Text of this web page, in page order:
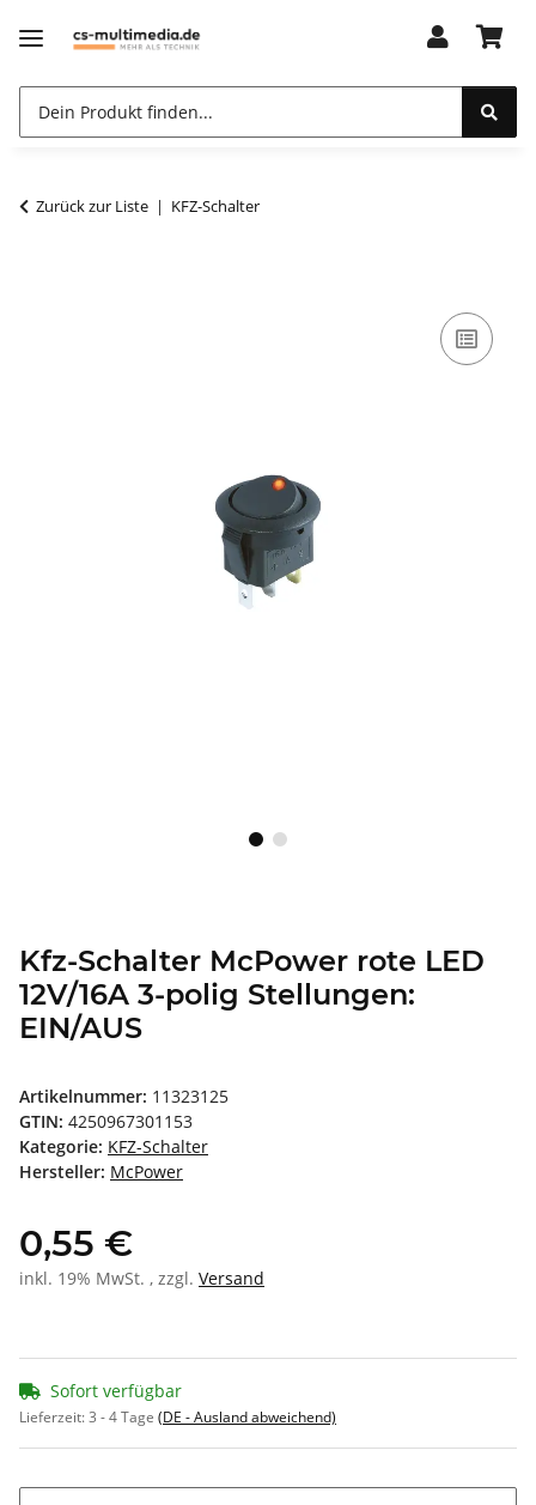
Zurück zur Liste KFZ-Schalter
Kfz-Schalter McPower rote LED
12V/16A 3-polig Stellungen:
EIN/AUS
Artikelnummer: 11323125
GTIN: 4250967301153
Kategorie: KFZ-Schalter
Hersteller: McPower
0,55 €
inkl. 19% MwSt. , zzgl. Versand
Sofort verfügbar
Lieferzeit:3 - 4 Tage (DE - Ausland abweichend)